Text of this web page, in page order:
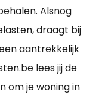
Alsnog
draagt bij
aantrekkelijk
lees jij de
om jewoning in